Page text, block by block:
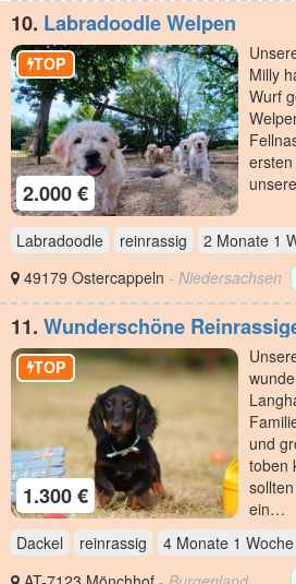
10. Labradoodle Welpen
2.000 €
TOP
Milly
Wurf
Labradoodle reinrassig 2 Monate 1
49179 Ostercappeln - Niedersachsen
11. Wunderschöne
Langhaardackel Welpen auf
1.300 €
TOP
und
toben
ein…
Dackel
reinrassig 4 Monate 1 Woche